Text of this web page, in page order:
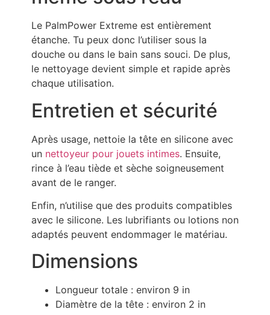
Le PalmPower Extreme est entièrement
étanche. Tu peux donc l’utiliser sous la
douche ou dans le bain sans souci. De plus,
le nettoyage devient simple et rapide après
chaque utilisation.
Entretien et sécurité
Après usage, nettoie la tête en silicone avec
un nettoyeur pour jouets intimes. Ensuite,
rince à l’eau tiède et sèche soigneusement
avant de le ranger.
Enfin, n’utilise que des produits compatibles
avec le silicone. Les lubrifiants ou lotions non
adaptés peuvent endommager le matériau.
Dimensions
Longueur totale : environ 9 in
Diamètre de la tête : environ 2 in